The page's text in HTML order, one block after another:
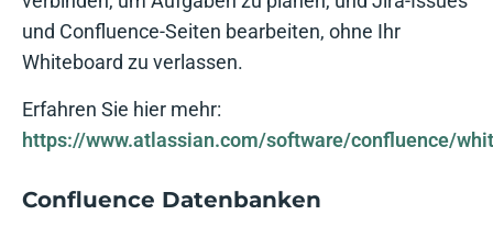
und Confluence-Seiten bearbeiten, ohne Ihr
Whiteboard zu verlassen.
Erfahren Sie hier mehr:
https://www.atlassian.com/software/confluence/
Confluence Datenbanken